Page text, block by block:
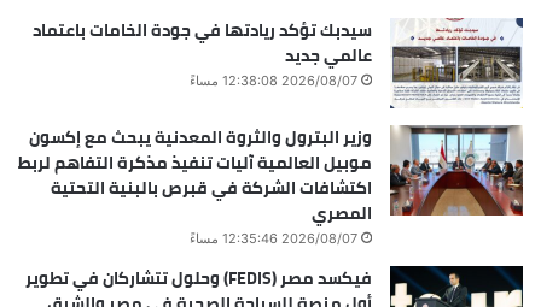
سيدبك تؤكد ريادتها في جودة الخامات باعتماد
عالمي جديد
2026/08/07 12:38:08 مساءً
وزير البترول والثروة المعدنية يبحث مع إكسون
موبيل العالمية آليات تنفيذ مذكرة التفاهم لربط
اكتشافات الشركة في قبرص بالبنية التحتية
المصري
2026/08/07 12:35:46 مساءً
فيكسد مصر (FEDIS) وحلول تتشاركان في تطوير